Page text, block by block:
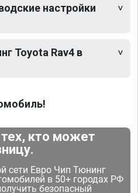
настройки
Toyota Rav4 в
кто может
сети Евро Чип Тюнинг
в 50+ городах РФ
безопасный